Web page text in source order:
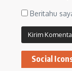
Beritahu
Social